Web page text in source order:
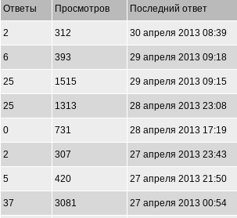
Ответы Просмотров Последний ответ
2 312 30 апреля 2013 08:39
6 393 29 апреля 2013 09:18
25 1515 29 апреля 2013 09:15
25 1313 28 апреля 2013 23:08
0 731 28 апреля 2013 17:19
2 307 27 апреля 2013 23:43
5 420 27 апреля 2013 21:50
37 3081 27 апреля 2013 00:54